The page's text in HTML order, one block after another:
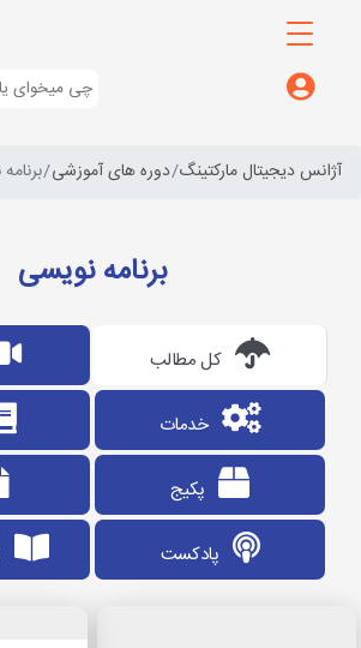
آژانس دیجیتال مارکتینگ دوره های آموزشی
برنامه نویسی
کل مطالب
خدمات
پکیج
پادکست